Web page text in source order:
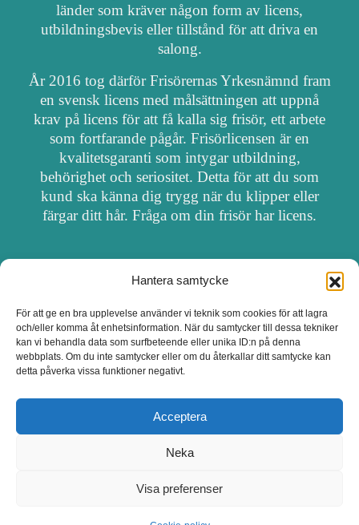
Hantera samtycke
För att ge en bra upplevelse använder vi teknik som cookies för att lagra
och/eller komma åt enhetsinformation. När du samtycker till dessa tekniker
kan vi behandla data som surfbeteende eller unika ID:n på denna
webbplats. Om du inte samtycker eller om du återkallar ditt samtycke kan
detta påverka vissa funktioner negativt.
Acceptera
Neka
Visa preferenser
länder som kräver någon form av licens,
utbildningsbevis eller tillstånd för att driva en
salong.
År 2016 tog därför Frisörernas Yrkesnämnd fram
en svensk licens med målsättningen att uppnå
krav på licens för att få kalla sig frisör, ett arbete
som fortfarande pågår. Frisörlicensen är en
kvalitetsgaranti som intygar utbildning,
behörighet och seriositet. Detta för att du som
kund ska känna dig trygg när du klipper eller
färgar ditt hår. Fråga om din frisör har licens.
OM FRISÖRSÖK
UPPDATERA SALONG